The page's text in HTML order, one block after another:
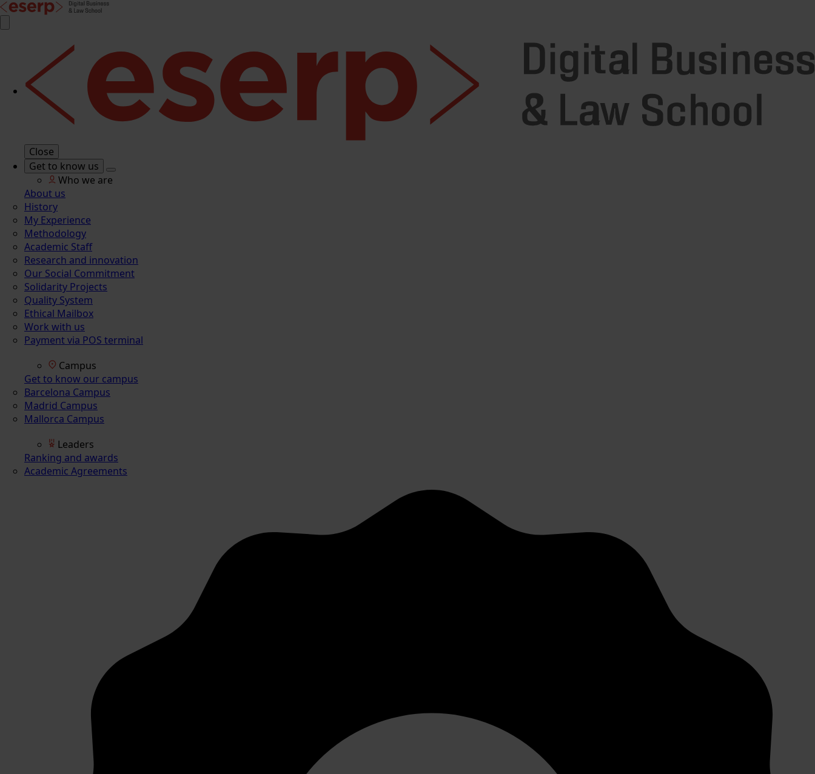
Close
Get to know us
Who we are
About us
History
My Experience
Methodology
Academic Staff
Research and innovation
Our Social Commitment
Solidarity Projects
Quality System
Ethical Mailbox
Work with us
Payment via POS terminal
Campus
Get to know our campus
Barcelona Campus
Madrid Campus
Mallorca Campus
Leaders
Ranking and awards
Academic Agreements